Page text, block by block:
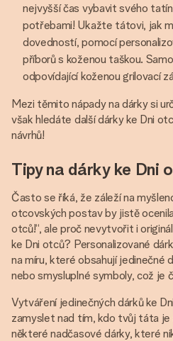
nejvyšší čas vybavit svého
potřebami! Ukažte tátovi, jak
dovedností, pomocí
příborů s koženou taškou.
odpovídající koženou grilovací
Mezi těmito nápady na dárky si
však hledáte další dárky ke Dni
návrhů!
Tipy na dárky ke Dni
Často se říká, že záleží na
otcovských postav by jistě
otců!“, ale proč nevytvořit i
ke Dni otců? Personalizované
na míru, které obsahují jedinečné
nebo smysluplné symboly, což je
Vytváření jedinečných dárků ke
zamyslet nad tím, kdo tvůj táta je
některé nadčasové dárky, které